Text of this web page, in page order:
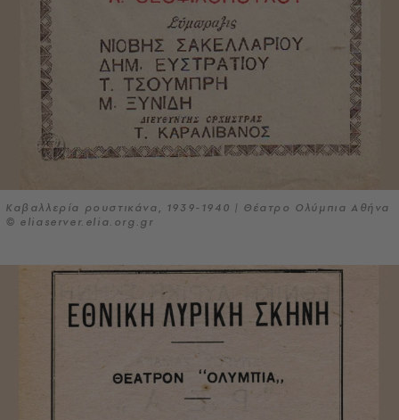
Καβαλλερία ρουστικάνα, 1939-1940 | Θέατρο Ολύμπια Αθήνα
© eliaserver.elia.org.gr